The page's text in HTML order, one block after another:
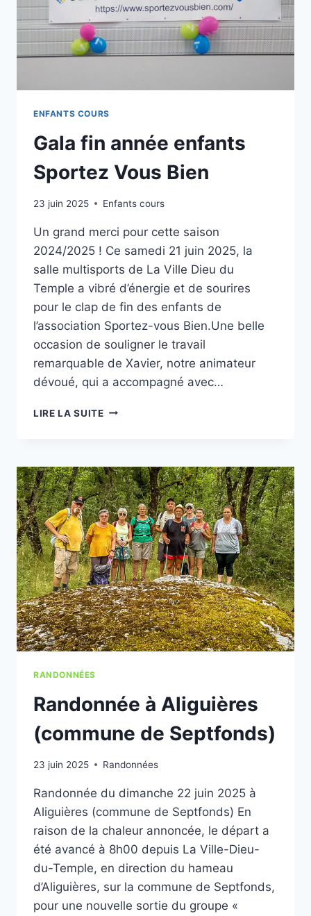
ENFANTS COURS
Gala fin année enfants
Sportez Vous Bien
23 juin 2025 Enfants cours
Un grand merci pour cette saison
2024/2025 ! Ce samedi 21 juin 2025, la
salle multisports de La Ville Dieu du
Temple a vibré d’énergie et de sourires
pour le clap de fin des enfants de
l’association Sportez-vous Bien.Une belle
occasion de souligner le travail
remarquable de Xavier, notre animateur
dévoué, qui a accompagné avec…
LIRE LA SUITEGALA
SPORTEZ
VOUS
BIEN
RANDONNÉES
Randonnée à Aliguières
(commune de Septfonds)
23 juin 2025 Randonnées
Randonnée du dimanche 22 juin 2025 à
Aliguières (commune de Septfonds) En
raison de la chaleur annoncée, le départ a
été avancé à 8h00 depuis La Ville-Dieu-
du-Temple, en direction du hameau
d’Aliguières, sur la commune de Septfonds,
pour une nouvelle sortie du groupe «